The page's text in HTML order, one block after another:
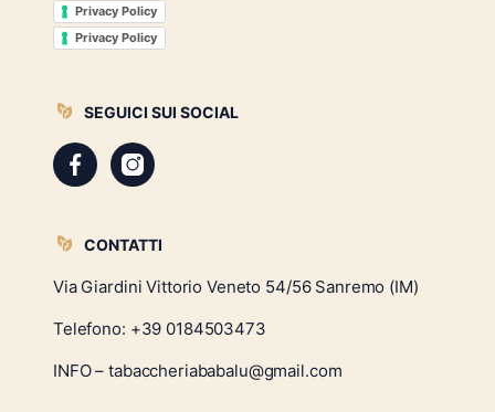
Privacy Policy
Privacy Policy
SEGUICI SUI SOCIAL
CONTATTI
Via Giardini Vittorio Veneto 54/56 Sanremo (IM)
Telefono: +39 0184503473
INFO – tabaccheriababalu@gmail.com